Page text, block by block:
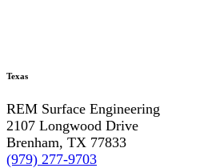
Texas
REM Surface Engineering
2107 Longwood Drive
Brenham, TX 77833
(979) 277-9703